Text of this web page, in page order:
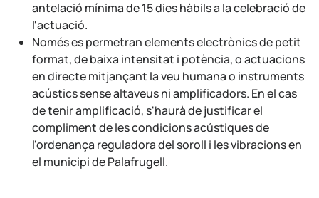
antelació mínima de 15 dies hàbils a la celebració de
l'actuació.
Només es permetran elements electrònics de petit
format, de baixa intensitat i potència, o actuacions
en directe mitjançant la veu humana o instruments
acústics sense altaveus ni amplificadors. En el cas
de tenir amplificació, s'haurà de justificar el
compliment de les condicions acústiques de
l'ordenança reguladora del soroll i les vibracions en
el municipi de Palafrugell.